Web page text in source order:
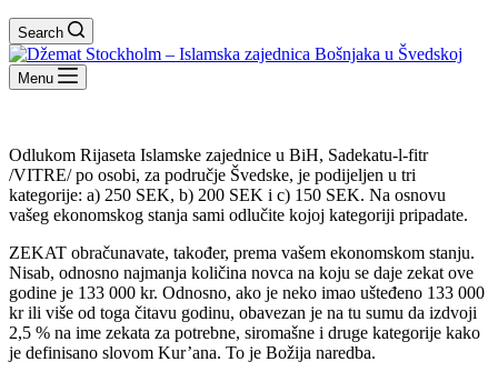
Search
Menu
Odlukom Rijaseta Islamske zajednice u BiH, Sadekatu-l-fitr
/VITRE/ po osobi, za područje Švedske, je podijeljen u tri
kategorije: a) 250 SEK, b) 200 SEK i c) 150 SEK. Na osnovu
vašeg ekonomskog stanja sami odlučite kojoj kategoriji pripadate.
ZEKAT obračunavate, također, prema vašem ekonomskom stanju.
Nisab, odnosno najmanja količina novca na koju se daje zekat ove
godine je 133 000 kr. Odnosno, ako je neko imao ušteđeno 133 000
kr ili više od toga čitavu godinu, obavezan je na tu sumu da izdvoji
2,5 % na ime zekata za potrebne, siromašne i druge kategorije kako
je definisano slovom Kur’ana. To je Božija naredba.